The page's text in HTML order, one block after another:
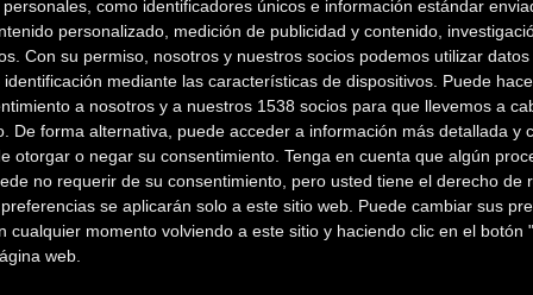
como identificadores únicos e información estándar
personalizado, medición de publicidad y contenido,
Con su permiso, nosotros y nuestros socios podemos utilizar
mediante las características de dispositivos. Puede
a nosotros y a nuestros 1538 socios para que llevemos a
De forma alternativa, puede acceder a información más detallada y
otorgar o negar su consentimiento. Tenga en cuenta que algún
no requerir de su consentimiento, pero usted tiene el derecho de
se aplicarán solo a este sitio web. Puede cambiar sus
cualquier momento volviendo a este sitio y haciendo clic en el botón
web.
a la de Mario, nadando en el mismo grupo y rodando
el desgaste en bici también fue mayor. Aún así logró el
puntos de cara a la clasificación del mundial. Por último,
de las Series Mundiales, el 15º puesto. Una gran
la cabeza en una prueba muy dura.
local Flora Duffy. La de Bermudas corría en casa,
espectáculo y demostrando que a día de hoy es casi
solitario el sector ciclista casi en su totalidad. Y después
victoria con casi dos minutos de ventaja sobre las dos